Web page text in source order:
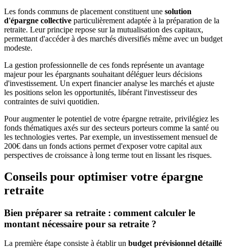
Les fonds communs de placement constituent une solution
d'épargne collective particulièrement adaptée à la préparation de la
retraite. Leur principe repose sur la mutualisation des capitaux,
permettant d'accéder à des marchés diversifiés même avec un budget
modeste.
La gestion professionnelle de ces fonds représente un avantage
majeur pour les épargnants souhaitant déléguer leurs décisions
d'investissement. Un expert financier analyse les marchés et ajuste
les positions selon les opportunités, libérant l'investisseur des
contraintes de suivi quotidien.
Pour augmenter le potentiel de votre épargne retraite, privilégiez les
fonds thématiques axés sur des secteurs porteurs comme la santé ou
les technologies vertes. Par exemple, un investissement mensuel de
200€ dans un fonds actions permet d'exposer votre capital aux
perspectives de croissance à long terme tout en lissant les risques.
Conseils pour optimiser votre épargne
retraite
Bien préparer sa retraite : comment calculer le
montant nécessaire pour sa retraite ?
La première étape consiste à établir un budget prévisionnel détaillé